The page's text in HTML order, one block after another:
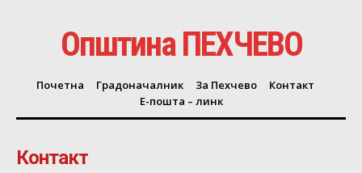
Општина ПЕХЧЕВО
Почетна Градоначалник За Пехчево
Контакт
Е-пошта – линк
Контакт